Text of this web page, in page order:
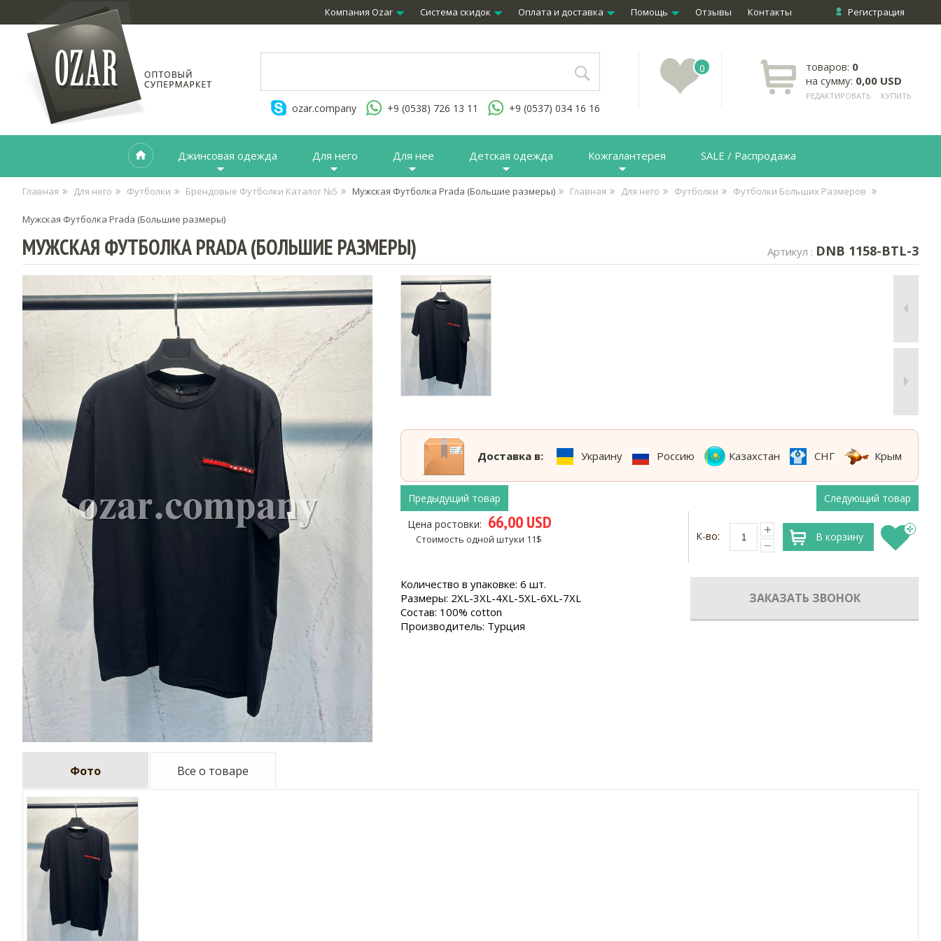
Регистрация
Компания Ozar Система скидок Оплата и доставка Помощь Отзывы Контакты
ozar.company +9 (0538) 726 13 11 +9 (0537) 034 16 16
0 товаров: 0
на сумму: 0,00 USD
РЕДАКТИРОВАТЬ КУПИТЬ
Джинсовая одежда Для него Для нее Детская одежда Кожгалантерея SALE / Распродажа
Главная Для него Футболки Брендовые Футболки Каталог №5 Мужская Футболка Prada (Большие размеры) Главная Для него Футболки Футболки Больших Размеров
Мужская Футболка Prada (Большие размеры)
МУЖСКАЯ ФУТБОЛКА PRADA (БОЛЬШИЕ РАЗМЕРЫ) Артикул : DNB 1158-BTL-3
Доставка в: Украину Россию Казахстан СНГ Крым
Предыдущий товар
Следующий товар
Цена ростовки: 66,00 USD
Стоимость одной штуки 11$ К-во: В корзину
Количество в упаковке: 6 шт.
Размеры: 2XL-3XL-4XL-5XL-6XL-7XL
Состав: 100% cotton
Производитель: Турция
ЗАКАЗАТЬ ЗВОНОК
Фото Все о товаре